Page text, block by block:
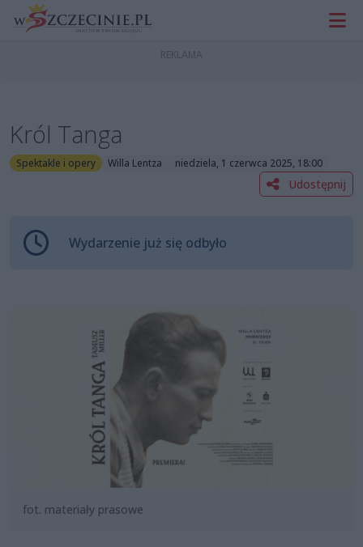
Król Tanga
Spektakle i opery Willa Lentza niedziela, 1 czerwca 2025, 18:00
Udostępnij
Wydarzenie już się odbyło
fot. materiały prasowe